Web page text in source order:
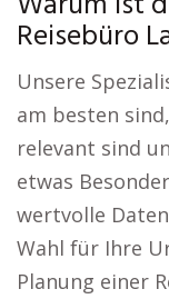
Reisebüro
Unsere
am besten
relevant sind
etwas
wertvolle
Wahl für Ihre
Planung einer